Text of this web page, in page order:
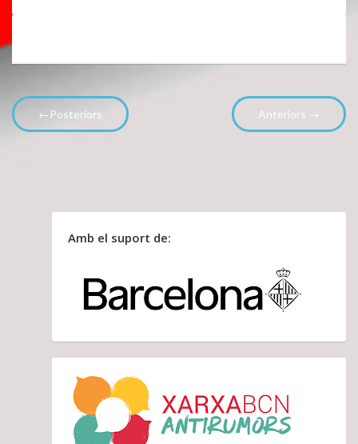
←Posteriors Anteriors →
Amb el suport de: